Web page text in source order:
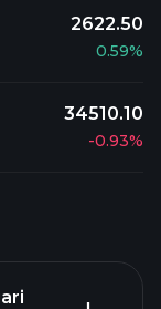
2622.50
0.59%
34510.10
-0.93%